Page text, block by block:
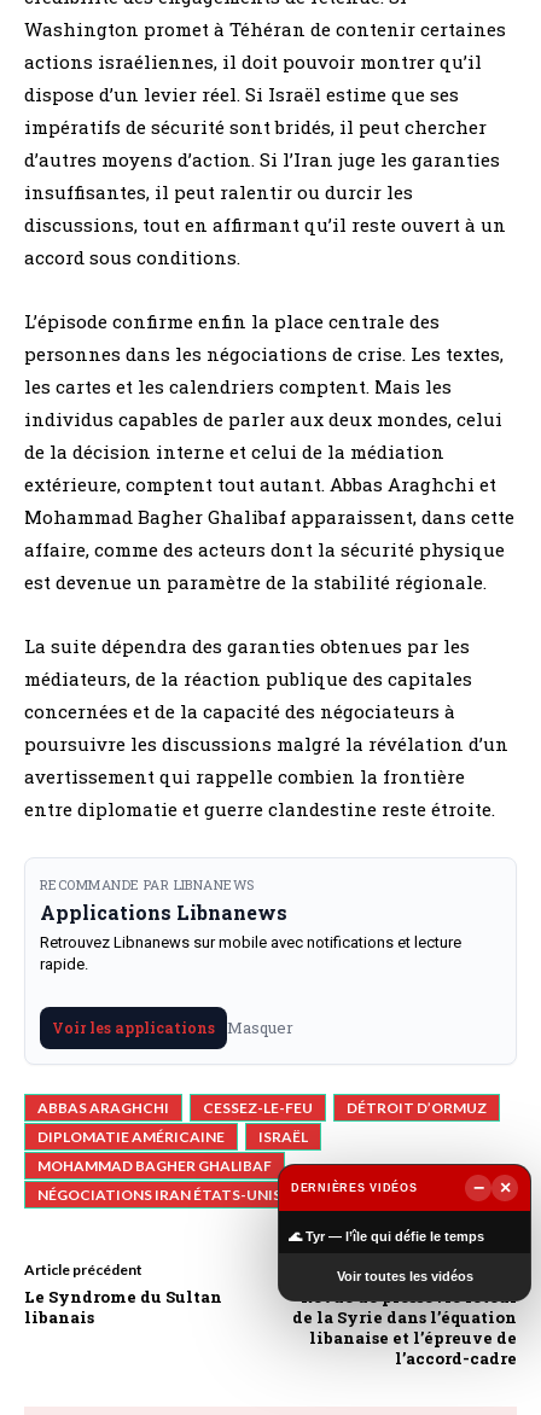
Washington promet à Téhéran de contenir certaines
actions israéliennes, il doit pouvoir montrer qu’il
dispose d’un levier réel. Si Israël estime que ses
impératifs de sécurité sont bridés, il peut chercher
d’autres moyens d’action. Si l’Iran juge les garanties
insuffisantes, il peut ralentir ou durcir les
discussions, tout en affirmant qu’il reste ouvert à un
accord sous conditions.
L’épisode confirme enfin la place centrale des
personnes dans les négociations de crise. Les textes,
les cartes et les calendriers comptent. Mais les
individus capables de parler aux deux mondes, celui
de la décision interne et celui de la médiation
extérieure, comptent tout autant. Abbas Araghchi et
Mohammad Bagher Ghalibaf apparaissent, dans cette
affaire, comme des acteurs dont la sécurité physique
est devenue un paramètre de la stabilité régionale.
La suite dépendra des garanties obtenues par les
médiateurs, de la réaction publique des capitales
concernées et de la capacité des négociateurs à
poursuivre les discussions malgré la révélation d’un
avertissement qui rappelle combien la frontière
entre diplomatie et guerre clandestine reste étroite.
RECOMMANDE PAR LIBNANEWS
Applications Libnanews
Retrouvez Libnanews sur mobile avec notifications et lecture
rapide.
Voir les applications Masquer
ABBAS ARAGHCHI CESSEZ-LE-FEU
DÉTROIT D’ORMUZ
DIPLOMATIE AMÉRICAINE
ISRAËL
MOHAMMAD BAGHER GHALIBAF
NÉGOCIATIONS IRAN ÉTATS-UNIS
Article précédent
Le Syndrome du Sultan
libanais
Article suivant
Revue de presse : le retour
de la Syrie dans l’équation
libanaise et l’épreuve de
l’accord-cadre
DERNIÈRES VIDÉOS −
×
🌊 Tyr — l’île qui défie le temps
Voir toutes les vidéos